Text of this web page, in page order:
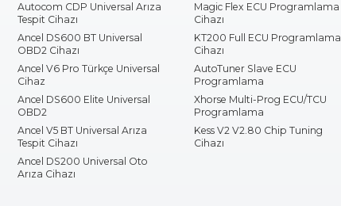
Autocom CDP Universal Arıza
Tespit Cihazı
Ancel DS600 BT Universal
OBD2 Cihazı
Ancel V6 Pro Türkçe Universal
Cihaz
Ancel DS600 Elite Universal
OBD2
Ancel V5 BT Universal Arıza
Tespit Cihazı
Ancel DS200 Universal Oto
Arıza Cihazı
Magic Flex ECU Programlama
Cihazı
KT200 Full ECU Programlama
Cihazı
AutoTuner Slave ECU
Programlama
Xhorse Multi-Prog ECU/TCU
Programlama
Kess V2 V2.80 Chip Tuning
Cihazı